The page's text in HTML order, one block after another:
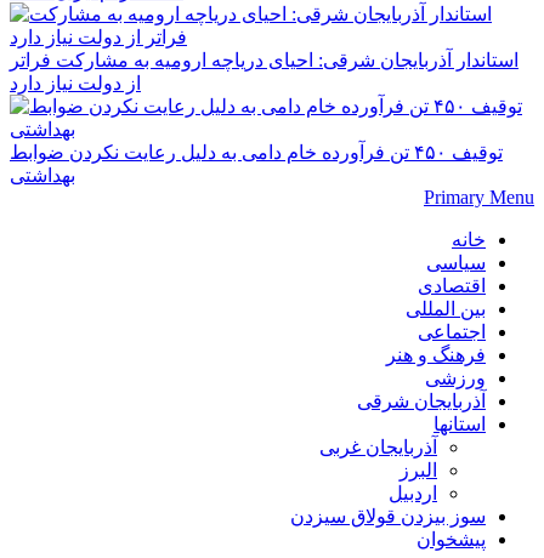
استاندار آذربایجان شرقی: احیای دریاچه ارومیه به مشارکت فراتر
از دولت نیاز دارد
توقیف ۴۵۰ تن فرآورده خام دامی به دلیل رعایت نکردن ضوابط
بهداشتی
Primary Menu
خانه
سیاسی
اقتصادی
بین المللی
اجتماعی
فرهنگ و هنر
ورزشی
آذربایجان شرقی
استانها
آذربایجان غربی
البرز
اردبیل
سوز بیزدن قولاق سیزدن
پیشخوان